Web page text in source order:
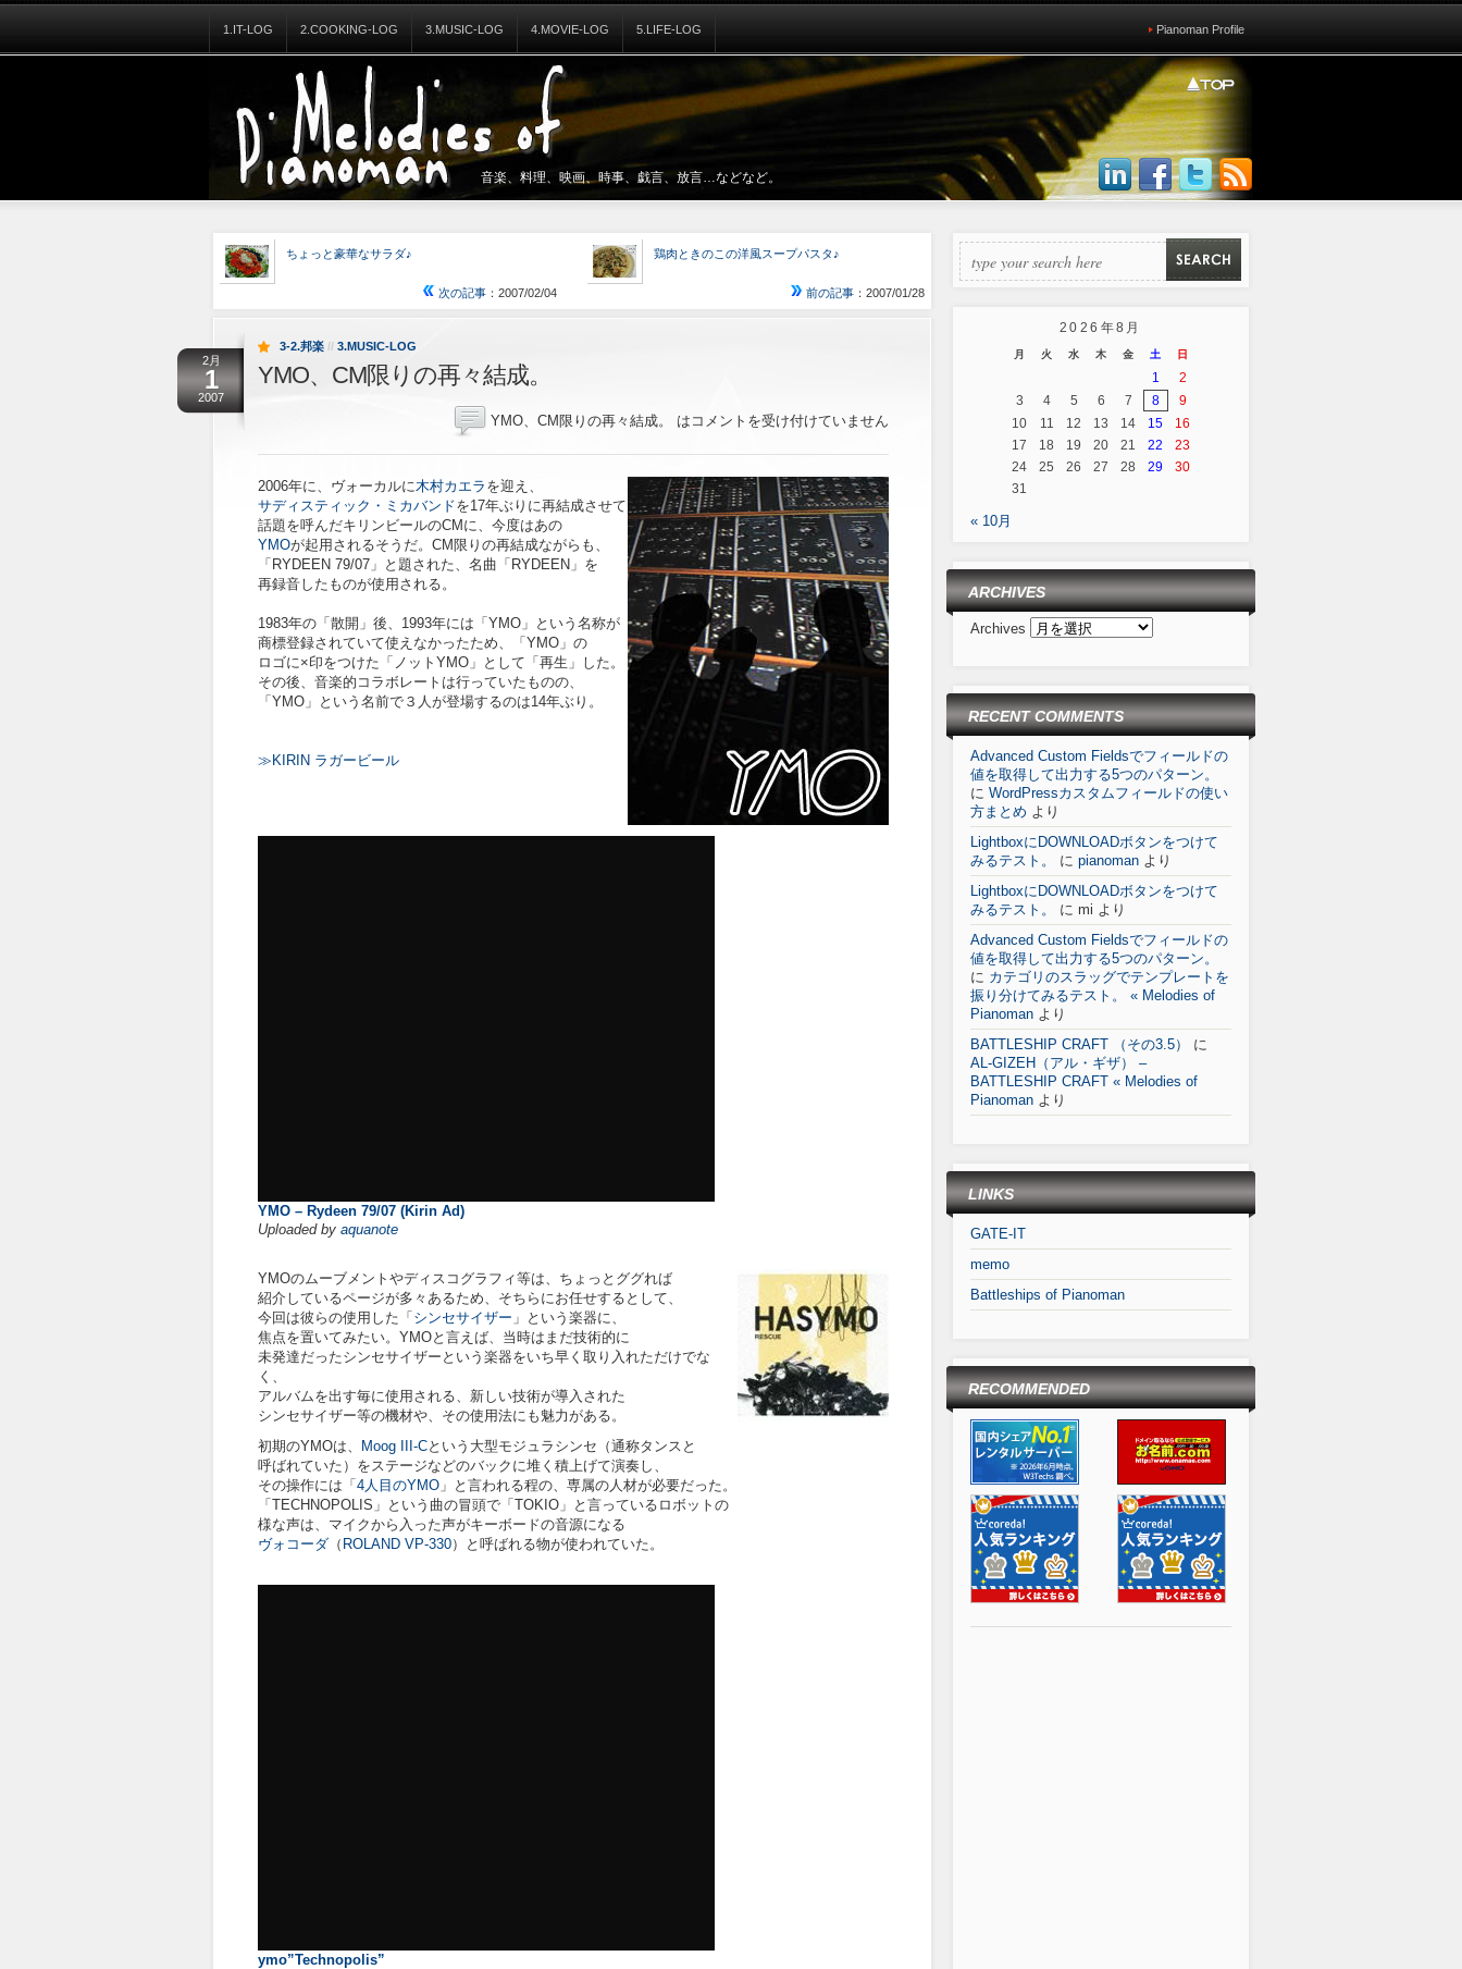
音楽、料理、映画、時事、戯言、放言…などなど。
1.IT-LOG 2.COOKING-LOG 3.MUSIC-LOG 4.MOVIE-LOG 5.LIFE-LOG Pianoman Profile
ちょっと豪華なサラダ♪
次の記事 ：2007/02/04
鶏肉ときのこの洋風スープパスタ♪
前の記事 ：2007/01/28
2月
1
2007
3-2.邦楽 // 3.MUSIC-LOG
YMO、CM限りの再々結成。
YMO、CM限りの再々結成。 は コメントを受け付けていません
2006年に、ヴォーカルに木村カエラ を迎え、
サディスティック・ミカバンドを17年ぶりに再結成させて
話題を呼んだキリンビールのCMに、今度はあの
YMOが起用されるそうだ。CM限りの再結成ながらも、
「RYDEEN 79/07」と題された、名曲「RYDEEN」を
再録音したものが使用される。
1983年の「散開」後、1993年には「YMO」という名称が
商標登録されていて使えなかったため、「YMO」の
ロゴに×印をつけた「ノットYMO」として「再生」した。
その後、音楽的コラボレートは行っていたものの、
「YMO」という名前で３人が登場するのは14年ぶり。
≫KIRIN ラガービール
YMO – Rydeen 79/07 (Kirin Ad)
Uploaded by aquanote
YMOのムーブメントやディスコグラフィ等は、ちょっとググれば
紹介しているページが多々あるため、そちらにお任せするとして、
今回は彼らの使用した「 シンセサイザー 」という楽器に、
焦点を置いてみたい。YMOと言えば、当時はまだ技術的に
未発達だったシンセサイザーという楽器をいち早く取り入れただけでな
く、
アルバムを出す毎に使用される、新しい技術が導入された
シンセサイザー等の機材や、その使用法にも魅力がある。
初期のYMOは、
Moog III-Cという大型モジュラシンセ（通称タンスと
呼ばれていた）をステージなどのバックに堆く積上げて演奏し、
その操作には「 4人目のYMO 」と言われる程の、専属の人材が必要だった。
「TECHNOPOLIS」という曲の冒頭で「TOKIO」と言っているロボットの
様な声は、マイクから入った声がキーボードの音源になる
ヴォコーダ （ ROLAND VP-330）と呼ばれる物が使われていた。
ymo”Technopolis”
2026年8月
月 火 水 木 金 土 日
1
2
3
4 5 6 7 8
9
10
11 12 13 14 15
16
17
18 19 20 21 22
23
24
25 26 27 28 29
30
31
« 10月
ARCHIVES
Archives
RECENT COMMENTS
Advanced Custom Fieldsでフィールドの
値を取得して出力する5つのパターン。
に WordPressカスタムフィールドの使い
方まとめ より
LightboxにDOWNLOADボタンをつけて
みるテスト。
に pianoman より
LightboxにDOWNLOADボタンをつけて
みるテスト。
に mi より
Advanced Custom Fieldsでフィールドの
値を取得して出力する5つのパターン。
に カテゴリのスラッグでテンプレートを
振り分けてみるテスト。 « Melodies of
Pianoman より
BATTLESHIP CRAFT （その3.5）
に
AL-GIZEH（アル・ギザ） –
BATTLESHIP CRAFT « Melodies of
Pianoman より
LINKS
GATE-IT
memo
Battleships of Pianoman
RECOMMENDED